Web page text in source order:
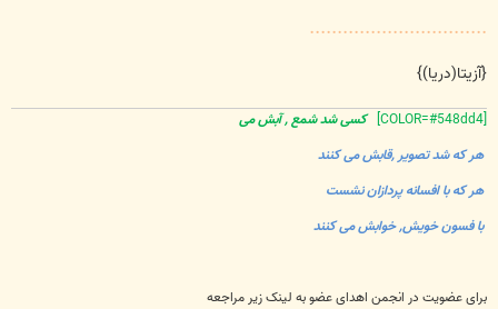
................................
{آزیتا(دریا)}
کسی شد شمع , آبش می
هر که شد تصویر ,قابش می کنند
هر که با افسانه پردازان نشست
با فسون خویش, خوابش می کنند
برای عضویت در انجمن اهدای عضو به لینک زیر مراجعه